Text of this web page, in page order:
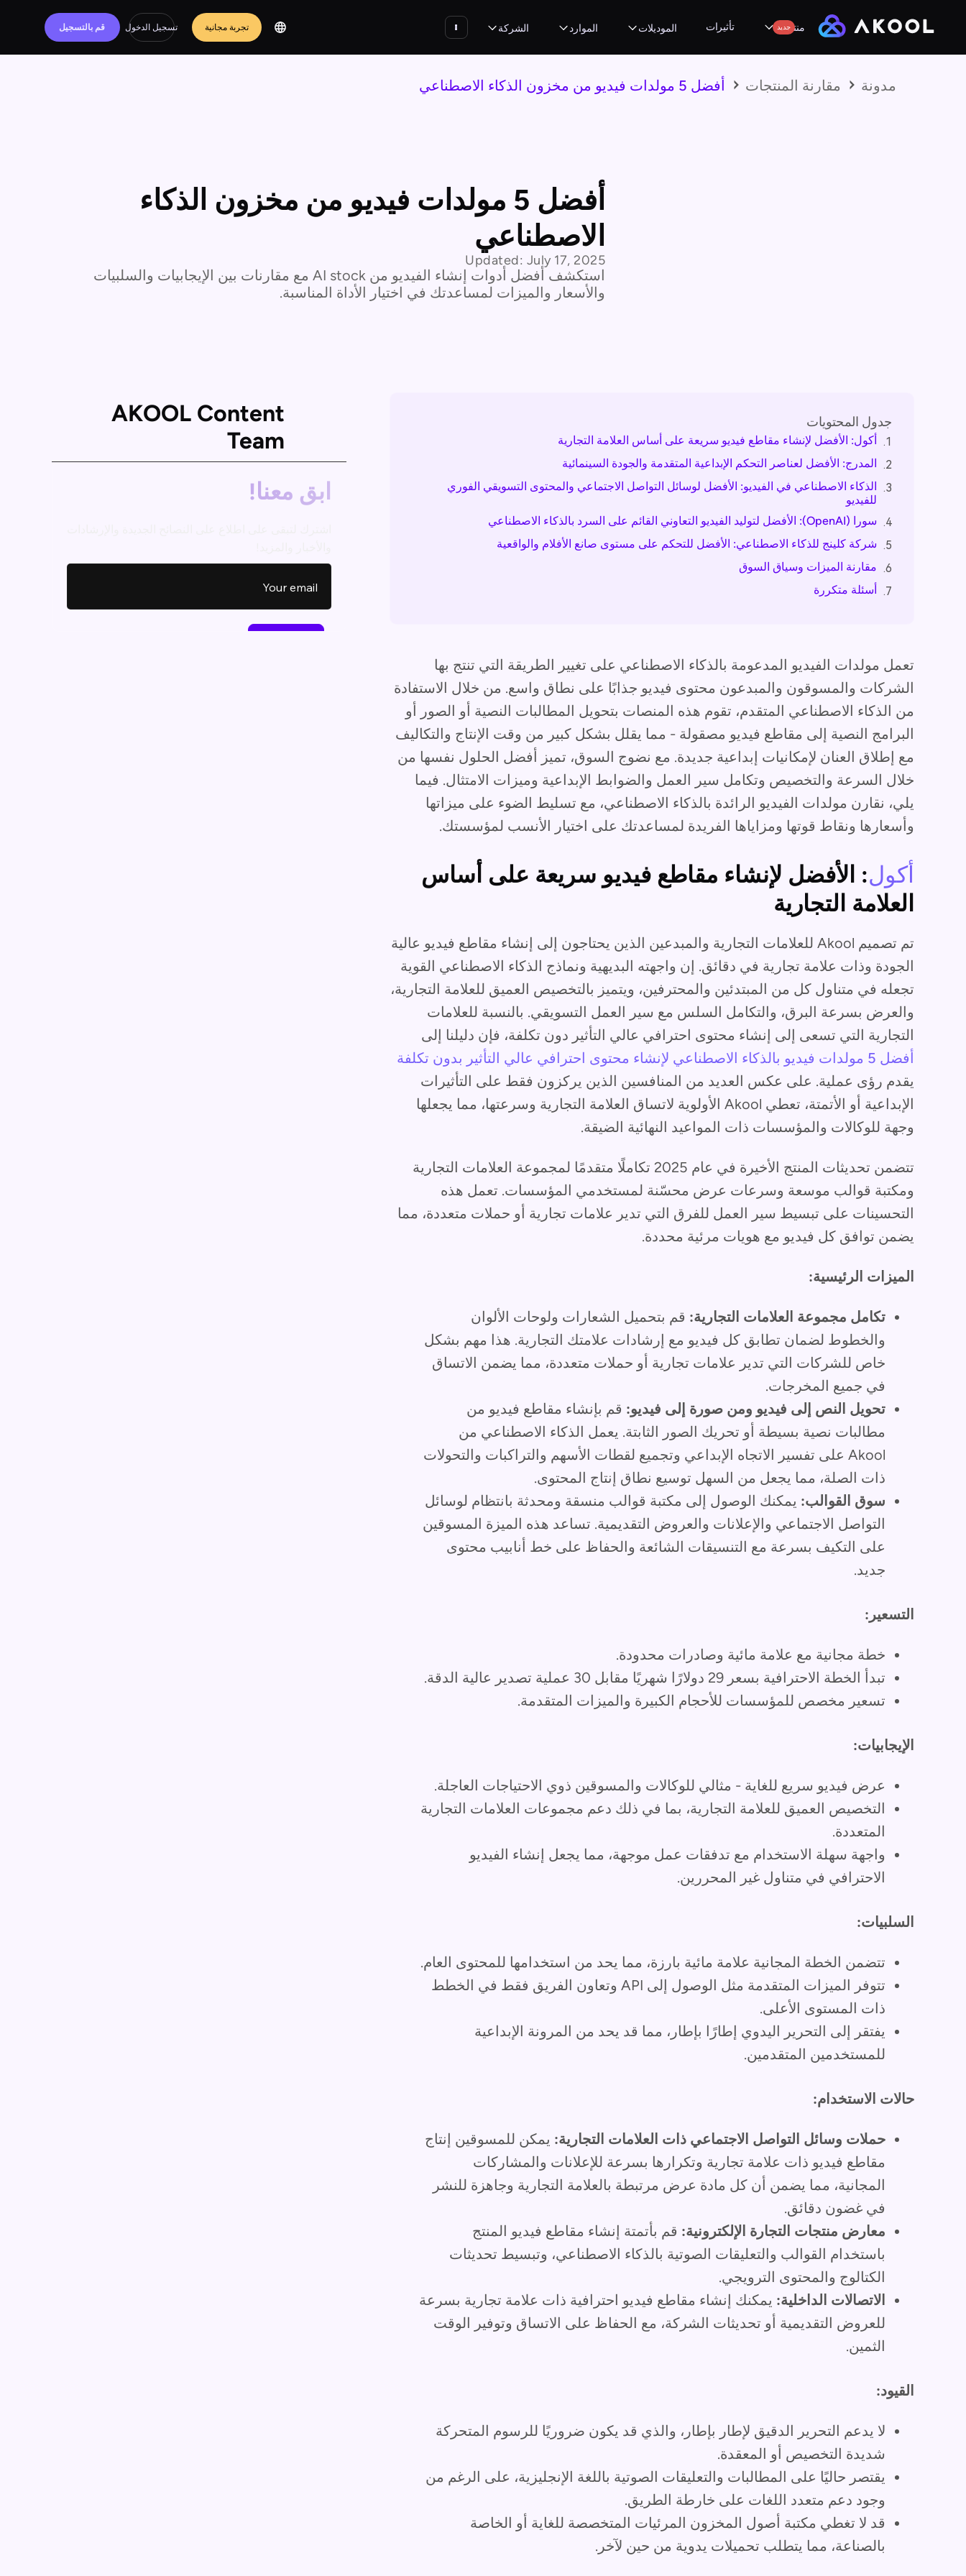
منتجات
جديد تأثيرات الموديلات الموارد الشركة تجربة مجانية تسجيل الدخول قم بالتسجيل
مدونة مقارنة المنتجات أفضل 5 مولدات فيديو من مخزون الذكاء الاصطناعي
أفضل 5 مولدات فيديو من مخزون الذكاء
الاصطناعي
Updated: July 17, 2025
استكشف أفضل أدوات إنشاء الفيديو من AI stock مع مقارنات بين الإيجابيات والسلبيات
والأسعار والميزات لمساعدتك في اختيار الأداة المناسبة.
جدول المحتويات
1.
أكول: الأفضل لإنشاء مقاطع فيديو سريعة على أساس العلامة التجارية
2.
المدرج: الأفضل لعناصر التحكم الإبداعية المتقدمة والجودة السينمائية
3.
الذكاء الاصطناعي في الفيديو: الأفضل لوسائل التواصل الاجتماعي والمحتوى التسويقي الفوري
للفيديو
4.
سورا (OpenAI): الأفضل لتوليد الفيديو التعاوني القائم على السرد بالذكاء الاصطناعي
5.
شركة كلينج للذكاء الاصطناعي: الأفضل للتحكم على مستوى صانع الأفلام والواقعية
6.
مقارنة الميزات وسياق السوق
7.
أسئلة متكررة
تعمل مولدات الفيديو المدعومة بالذكاء الاصطناعي على تغيير الطريقة التي تنتج بها
الشركات والمسوقون والمبدعون محتوى فيديو جذابًا على نطاق واسع. من خلال الاستفادة
من الذكاء الاصطناعي المتقدم، تقوم هذه المنصات بتحويل المطالبات النصية أو الصور أو
البرامج النصية إلى مقاطع فيديو مصقولة - مما يقلل بشكل كبير من وقت الإنتاج والتكاليف
مع إطلاق العنان لإمكانيات إبداعية جديدة. مع نضوج السوق، تميز أفضل الحلول نفسها من
خلال السرعة والتخصيص وتكامل سير العمل والضوابط الإبداعية وميزات الامتثال. فيما
يلي، نقارن مولدات الفيديو الرائدة بالذكاء الاصطناعي، مع تسليط الضوء على ميزاتها
وأسعارها ونقاط قوتها ومزاياها الفريدة لمساعدتك على اختيار الأنسب لمؤسستك.
أكول: الأفضل لإنشاء مقاطع فيديو سريعة على أساس
العلامة التجارية
تم تصميم Akool للعلامات التجارية والمبدعين الذين يحتاجون إلى إنشاء مقاطع فيديو عالية
الجودة وذات علامة تجارية في دقائق. إن واجهته البديهية ونماذج الذكاء الاصطناعي القوية
تجعله في متناول كل من المبتدئين والمحترفين، ويتميز بالتخصيص العميق للعلامة التجارية،
والعرض بسرعة البرق، والتكامل السلس مع سير العمل التسويقي. بالنسبة للعلامات
التجارية التي تسعى إلى إنشاء محتوى احترافي عالي التأثير دون تكلفة، فإن دليلنا إلى
أفضل 5 مولدات فيديو بالذكاء الاصطناعي لإنشاء محتوى احترافي عالي التأثير بدون تكلفة
يقدم رؤى عملية. على عكس العديد من المنافسين الذين يركزون فقط على التأثيرات
الإبداعية أو الأتمتة، تعطي Akool الأولوية لاتساق العلامة التجارية وسرعتها، مما يجعلها
وجهة للوكالات والمؤسسات ذات المواعيد النهائية الضيقة.
تتضمن تحديثات المنتج الأخيرة في عام 2025 تكاملًا متقدمًا لمجموعة العلامات التجارية
ومكتبة قوالب موسعة وسرعات عرض محسّنة لمستخدمي المؤسسات. تعمل هذه
التحسينات على تبسيط سير العمل للفرق التي تدير علامات تجارية أو حملات متعددة، مما
يضمن توافق كل فيديو مع هويات مرئية محددة.
الميزات الرئيسية:
تكامل مجموعة العلامات التجارية: قم بتحميل الشعارات ولوحات الألوان
والخطوط لضمان تطابق كل فيديو مع إرشادات علامتك التجارية. هذا مهم بشكل
خاص للشركات التي تدير علامات تجارية أو حملات متعددة، مما يضمن الاتساق
في جميع المخرجات.
تحويل النص إلى فيديو ومن صورة إلى فيديو: قم بإنشاء مقاطع فيديو من
مطالبات نصية بسيطة أو تحريك الصور الثابتة. يعمل الذكاء الاصطناعي من
Akool على تفسير الاتجاه الإبداعي وتجميع لقطات الأسهم والتراكبات والتحولات
ذات الصلة، مما يجعل من السهل توسيع نطاق إنتاج المحتوى.
سوق القوالب: يمكنك الوصول إلى مكتبة قوالب منسقة ومحدثة بانتظام لوسائل
التواصل الاجتماعي والإعلانات والعروض التقديمية. تساعد هذه الميزة المسوقين
على التكيف بسرعة مع التنسيقات الشائعة والحفاظ على خط أنابيب محتوى
جديد.
التسعير:
خطة مجانية مع علامة مائية وصادرات محدودة.
تبدأ الخطة الاحترافية بسعر 29 دولارًا شهريًا مقابل 30 عملية تصدير عالية الدقة.
تسعير مخصص للمؤسسات للأحجام الكبيرة والميزات المتقدمة.
الإيجابيات:
عرض فيديو سريع للغاية - مثالي للوكالات والمسوقين ذوي الاحتياجات العاجلة.
التخصيص العميق للعلامة التجارية، بما في ذلك دعم مجموعات العلامات التجارية
المتعددة.
واجهة سهلة الاستخدام مع تدفقات عمل موجهة، مما يجعل إنشاء الفيديو
الاحترافي في متناول غير المحررين.
السلبيات:
تتضمن الخطة المجانية علامة مائية بارزة، مما يحد من استخدامها للمحتوى العام.
تتوفر الميزات المتقدمة مثل الوصول إلى API وتعاون الفريق فقط في الخطط
ذات المستوى الأعلى.
يفتقر إلى التحرير اليدوي إطارًا بإطار، مما قد يحد من المرونة الإبداعية
للمستخدمين المتقدمين.
حالات الاستخدام:
حملات وسائل التواصل الاجتماعي ذات العلامات التجارية: يمكن للمسوقين إنتاج
مقاطع فيديو ذات علامة تجارية وتكرارها بسرعة للإعلانات والمشاركات
المجانية، مما يضمن أن كل مادة عرض مرتبطة بالعلامة التجارية وجاهزة للنشر
في غضون دقائق.
معارض منتجات التجارة الإلكترونية: قم بأتمتة إنشاء مقاطع فيديو المنتج
باستخدام القوالب والتعليقات الصوتية بالذكاء الاصطناعي، وتبسيط تحديثات
الكتالوج والمحتوى الترويجي.
الاتصالات الداخلية: يمكنك إنشاء مقاطع فيديو احترافية ذات علامة تجارية بسرعة
للعروض التقديمية أو تحديثات الشركة، مع الحفاظ على الاتساق وتوفير الوقت
الثمين.
القيود:
لا يدعم التحرير الدقيق لإطار بإطار، والذي قد يكون ضروريًا للرسوم المتحركة
شديدة التخصيص أو المعقدة.
يقتصر حاليًا على المطالبات والتعليقات الصوتية باللغة الإنجليزية، على الرغم من
وجود دعم متعدد اللغات على خارطة الطريق.
قد لا تغطي مكتبة أصول المخزون المرئيات المتخصصة للغاية أو الخاصة
بالصناعة، مما يتطلب تحميلات يدوية من حين لآخر.
AKOOL Content
Team
ابق معنا!